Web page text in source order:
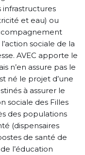
infrastructures
et eau) ou
sociale de la
AVEC apporte le
n’en assure pas le
né le projet d’une
à assurer le
sociale des Filles
des populations
(dispensaires
de santé de
l’éducation